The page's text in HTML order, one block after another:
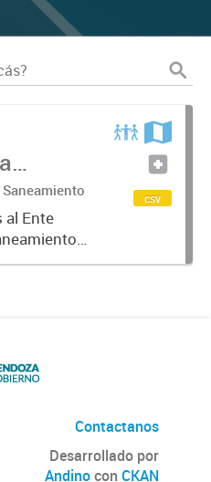
al Ente
que
csv
Contactanos
Desarrollado por
Andinocon CKAN